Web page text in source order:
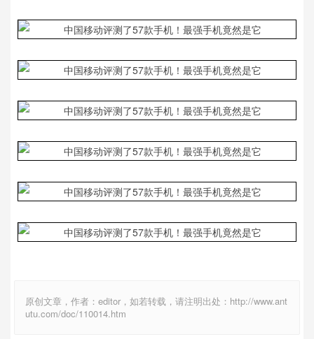
原创文章，作者：editor，如若转载，请注明出处：http://www.ant
utu.com/doc/110014.htm